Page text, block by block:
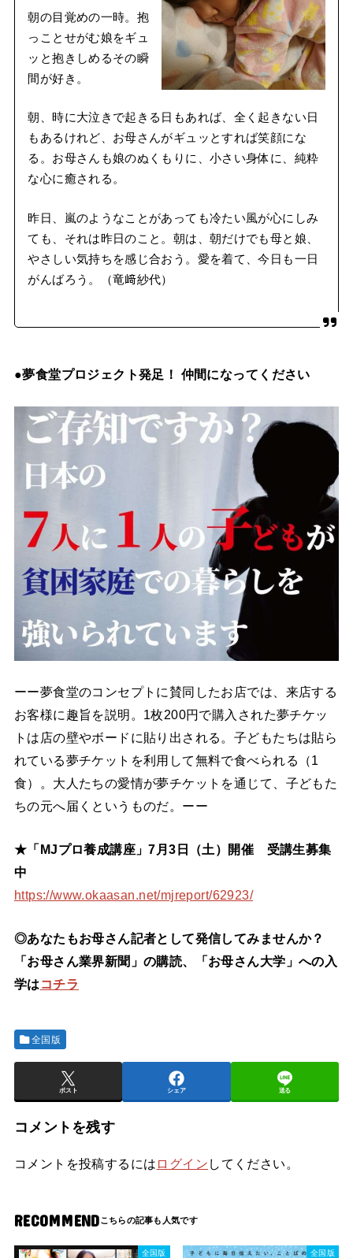
朝の目覚めの一時。抱
っことせがむ娘をギュ
ッと抱きしめるその瞬
間が好き。
朝、時に大泣きで起きる日もあれば、全く起きない日
もあるけれど、お母さんがギュッとすれば笑顔にな
る。お母さんも娘のぬくもりに、小さい身体に、純粋
な心に癒される。
昨日、嵐のようなことがあっても冷たい風が心にしみ
ても、それは昨日のこと。朝は、朝だけでも母と娘、
やさしい気持ちを感じ合おう。愛を着て、今日も一日
がんばろう。（竜﨑紗代）
●夢食堂プロジェクト発足！ 仲間になってください
ーー夢食堂のコンセプトに賛同したお店では、来店する
お客様に趣旨を説明。1枚200円で購入された夢チケッ
トは店の壁やボードに貼り出される。子どもたちは貼ら
れている夢チケットを利用して無料で食べられる（1
食）。大人たちの愛情が夢チケットを通じて、子どもた
ちの元へ届くというものだ。ーー
★「MJプロ養成講座」7月3日（土）開催 受講生募集
中
https://www.okaasan.net/mjreport/62923/
◎あなたもお母さん記者として発信してみませんか？
「お母さん業界新聞」の購読、「お母さん大学」への入
学は コチラ
全国版
ポスト シェア 送る
コメントを残す
コメントを投稿するには ログイン してください。
RECOMMEND
全国版 全国版